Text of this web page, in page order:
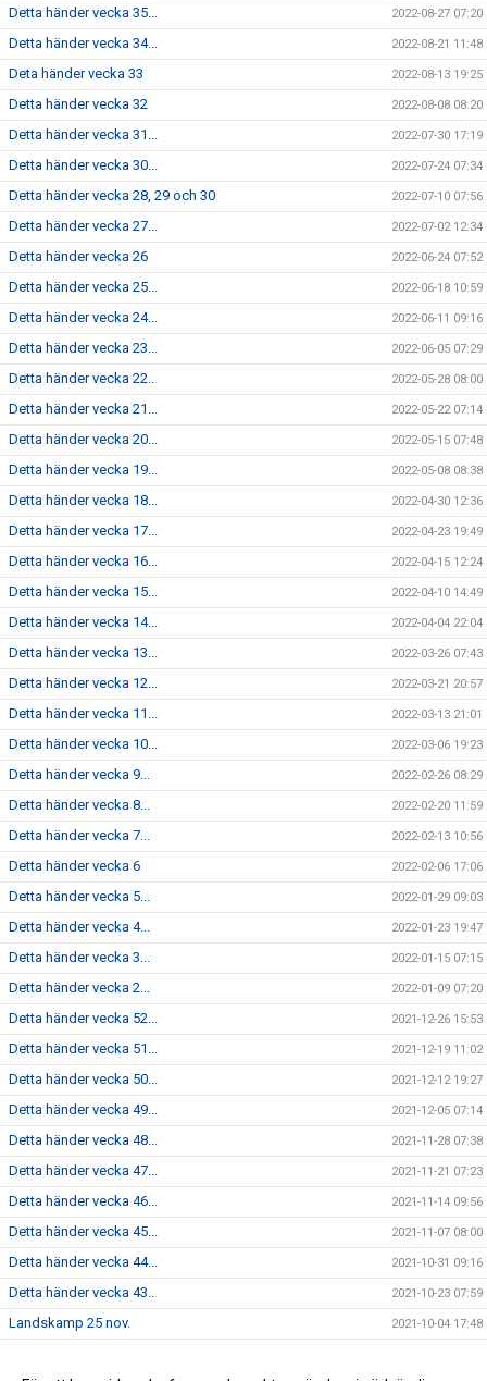
Detta händer vecka 35... 2022-08-27 07:20
Detta händer vecka 34... 2022-08-21 11:48
Deta händer vecka 33 2022-08-13 19:25
Detta händer vecka 32 2022-08-08 08:20
Detta händer vecka 31... 2022-07-30 17:19
Detta händer vecka 30... 2022-07-24 07:34
Detta händer vecka 28, 29 och 30 2022-07-10 07:56
Detta händer vecka 27... 2022-07-02 12:34
Detta händer vecka 26 2022-06-24 07:52
Detta händer vecka 25... 2022-06-18 10:59
Detta händer vecka 24... 2022-06-11 09:16
Detta händer vecka 23... 2022-06-05 07:29
Detta händer vecka 22.. 2022-05-28 08:00
Detta händer vecka 21... 2022-05-22 07:14
Detta händer vecka 20... 2022-05-15 07:48
Detta händer vecka 19... 2022-05-08 08:38
Detta händer vecka 18... 2022-04-30 12:36
Detta händer vecka 17... 2022-04-23 19:49
Detta händer vecka 16... 2022-04-15 12:24
Detta händer vecka 15... 2022-04-10 14:49
Detta händer vecka 14... 2022-04-04 22:04
Detta händer vecka 13... 2022-03-26 07:43
Detta händer vecka 12... 2022-03-21 20:57
Detta händer vecka 11... 2022-03-13 21:01
Detta händer vecka 10... 2022-03-06 19:23
Detta händer vecka 9... 2022-02-26 08:29
Detta händer vecka 8... 2022-02-20 11:59
Detta händer vecka 7... 2022-02-13 10:56
Detta händer vecka 6 2022-02-06 17:06
Detta händer vecka 5... 2022-01-29 09:03
Detta händer vecka 4... 2022-01-23 19:47
Detta händer vecka 3... 2022-01-15 07:15
Detta händer vecka 2... 2022-01-09 07:20
Detta händer vecka 52... 2021-12-26 15:53
Detta händer vecka 51... 2021-12-19 11:02
Detta händer vecka 50... 2021-12-12 19:27
Detta händer vecka 49... 2021-12-05 07:14
Detta händer vecka 48... 2021-11-28 07:38
Detta händer vecka 47... 2021-11-21 07:23
Detta händer vecka 46... 2021-11-14 09:56
Detta händer vecka 45... 2021-11-07 08:00
Detta händer vecka 44... 2021-10-31 09:16
Detta händer vecka 43.. 2021-10-23 07:59
Landskamp 25 nov. 2021-10-04 17:48